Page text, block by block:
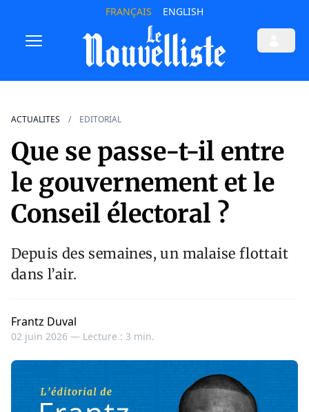
FRANÇAIS ENGLISH
ACTUALITES EDITORIAL
Que se passe-t-il entre
le gouvernement et le
Conseil électoral ?
Depuis des semaines, un malaise flottait
dans l’air.
Frantz Duval
02 juin 2026 — Lecture : 3 min.